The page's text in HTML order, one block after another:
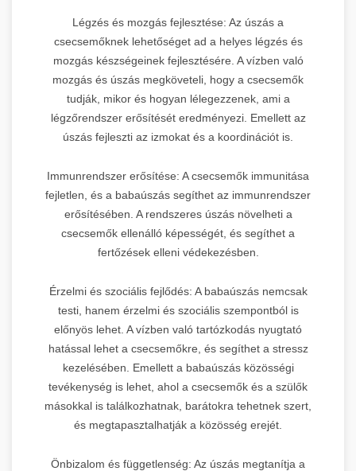
Légzés és mozgás fejlesztése: Az úszás a
csecsemőknek lehetőséget ad a helyes légzés és
mozgás készségeinek fejlesztésére. A vízben való
mozgás és úszás megköveteli, hogy a csecsemők
tudják, mikor és hogyan lélegezzenek, ami a
légzőrendszer erősítését eredményezi. Emellett az
úszás fejleszti az izmokat és a koordinációt is.
Immunrendszer erősítése: A csecsemők immunitása
fejletlen, és a babaúszás segíthet az immunrendszer
erősítésében. A rendszeres úszás növelheti a
csecsemők ellenálló képességét, és segíthet a
fertőzések elleni védekezésben.
Érzelmi és szociális fejlődés: A babaúszás nemcsak
testi, hanem érzelmi és szociális szempontból is
előnyös lehet. A vízben való tartózkodás nyugtató
hatással lehet a csecsemőkre, és segíthet a stressz
kezelésében. Emellett a babaúszás közösségi
tevékenység is lehet, ahol a csecsemők és a szülők
másokkal is találkozhatnak, barátokra tehetnek szert,
és megtapasztalhatják a közösség erejét.
Önbizalom és függetlenség: Az úszás megtanítja a